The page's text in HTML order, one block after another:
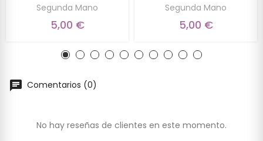
Segunda Mano
5,00 €
Segunda Mano
5,00 €
Comentarios (0)
No hay reseñas de clientes en este momento.